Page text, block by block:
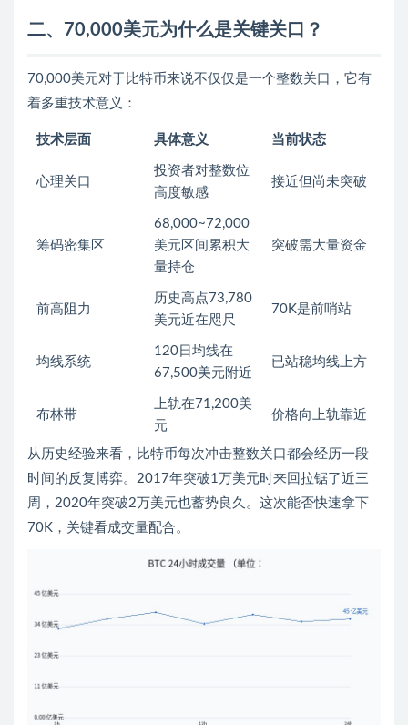
二、70,000美元为什么是关键关口？
70,000美元对于比特币来说不仅仅是一个整数关口，它有
着多重技术意义：
技术层面 具体意义 当前状态
心理关口
投资者对整数位
高度敏感
接近但尚未突破
筹码密集区
68,000~72,000
美元区间累积大
量持仓
突破需大量资金
前高阻力
历史高点73,780
美元近在咫尺
70K是前哨站
均线系统
120日均线在
67,500美元附近
已站稳均线上方
布林带
上轨在71,200美
元
价格向上轨靠近
从历史经验来看，比特币每次冲击整数关口都会经历一段
时间的反复博弈。2017年突破1万美元时来回拉锯了近三
周，2020年突破2万美元也蓄势良久。这次能否快速拿下
70K，关键看成交量配合。